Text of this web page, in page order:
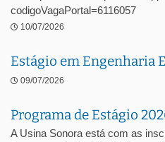
codigoVagaPortal=6116057
10/07/2026
Estágio em Engenharia
09/07/2026
Programa de Estágio
A Usina Sonora está com as